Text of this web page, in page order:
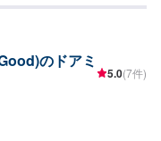
のドアミ
5.0(7件)